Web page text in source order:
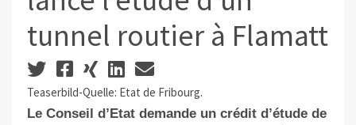
tunnel routier à Flamatt
Teaserbild-Quelle: Etat de Fribourg.
Le Conseil d’Etat demande un crédit d’étude de